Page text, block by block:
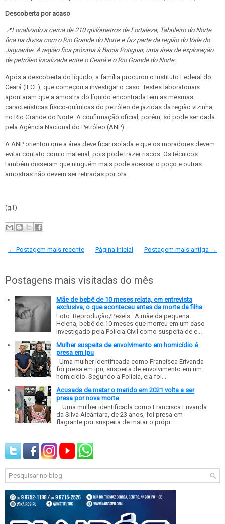
Descoberta por acaso
📍Localizado a cerca de 210 quilômetros de Fortaleza, Tabuleiro do Norte
fica na divisa com o Rio Grande do Norte e faz parte da região do Vale do
Jaguaribe. A região fica próxima à Bacia Potiguar, uma área de exploração
de petróleo localizada entre o Ceará e o Rio Grande do Norte.
Após a descoberta do líquido, a família procurou o Instituto Federal do
Ceará (IFCE), que começou a investigar o caso. Testes laboratoriais
apontaram que a amostra do líquido encontrada tem as mesmas
características físico-químicas do petróleo de jazidas da região vizinha,
no Rio Grande do Norte. A confirmação oficial, porém, só pode ser dada
pela Agência Nacional do Petróleo (ANP).
A ANP orientou que a área deve ficar isolada e que os moradores devem
evitar contato com o material, pois pode trazer riscos. Os técnicos
também disseram que ninguém mais pode acessar o poço e outras
amostras não devem ser retiradas por ora.
(g1)
← Postagem mais recente Postagem mais antiga →
Página inicial
Postagens mais visitadas do mês
Mãe de bebê de 10 meses relata, em entrevista
exclusiva, o que aconteceu antes da morte da filha
Foto: Reprodução/Pexels A mãe da pequena
Helena, bebê de 10 meses que morreu em um caso
investigado pela Polícia Civil como suspeita de e...
Mulher suspeita de envolvimento em homicídio é
presa em Ipu
Uma mulher identificada como Francisca Erivanda
foi presa em Ipu, suspeita de envolvimento em um
homicídio. Segundo a Polícia, ela foi...
Acusada de matar o marido em 2021 volta a ser
presa por nova morte
Uma mulher identificada como Francisca Erivanda
da Silva Alcântara, de 23 anos, foi presa em
flagrante por suspeita de matar o própr...